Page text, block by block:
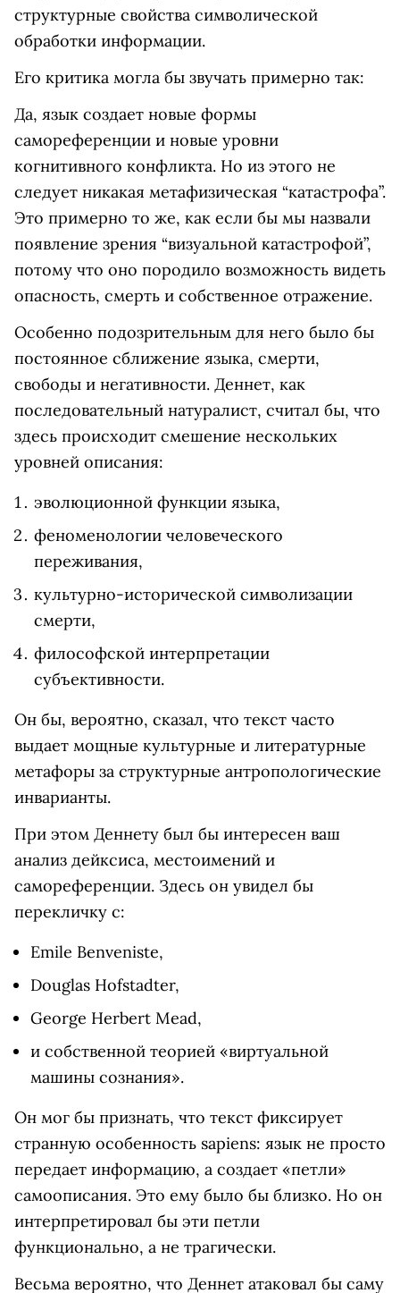
структурные свойства символической
обработки информации.
Его критика могла бы звучать примерно так:
Да, язык создает новые формы
самореференции и новые уровни
когнитивного конфликта. Но из этого не
следует никакая метафизическая “катастрофа”.
Это примерно то же, как если бы мы назвали
появление зрения “визуальной катастрофой”,
потому что оно породило возможность видеть
опасность, смерть и собственное отражение.
Особенно подозрительным для него было бы
постоянное сближение языка, смерти,
свободы и негативности. Деннет, как
последовательный натуралист, считал бы, что
здесь происходит смешение нескольких
уровней описания:
эволюционной функции языка,
феноменологии человеческого
переживания,
культурно-исторической символизации
смерти,
философской интерпретации
субъективности.
Он бы, вероятно, сказал, что текст часто
выдает мощные культурные и литературные
метафоры за структурные антропологические
инварианты.
При этом Деннету был бы интересен ваш
анализ дейксиса, местоимений и
самореференции. Здесь он увидел бы
перекличку с:
Emile Benveniste,
Douglas Hofstadter,
George Herbert Mead,
и собственной теорией «виртуальной
машины сознания».
Он мог бы признать, что текст фиксирует
странную особенность sapiens: язык не просто
передает информацию, а создает «петли»
самоописания. Это ему было бы близко. Но он
интерпретировал бы эти петли
функционально, а не трагически.
Весьма вероятно, что Деннет атаковал бы саму